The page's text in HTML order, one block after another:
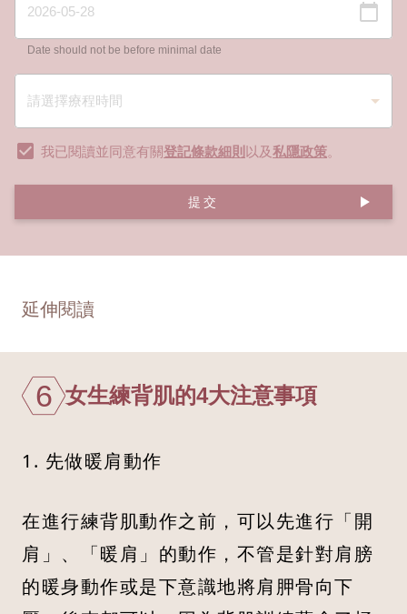
Date should not be before minimal date
我已閱讀並同意有關登記條款細則 以及私隱政策。
提交
延伸閱讀
6 女生練背肌的4大注意事項
1. 先做暖肩動作
在進行練背肌動作之前，可以先進行「開
肩」、「暖肩」的動作，不管是針對肩膀
的暖身動作或是下意識地將肩胛骨向下